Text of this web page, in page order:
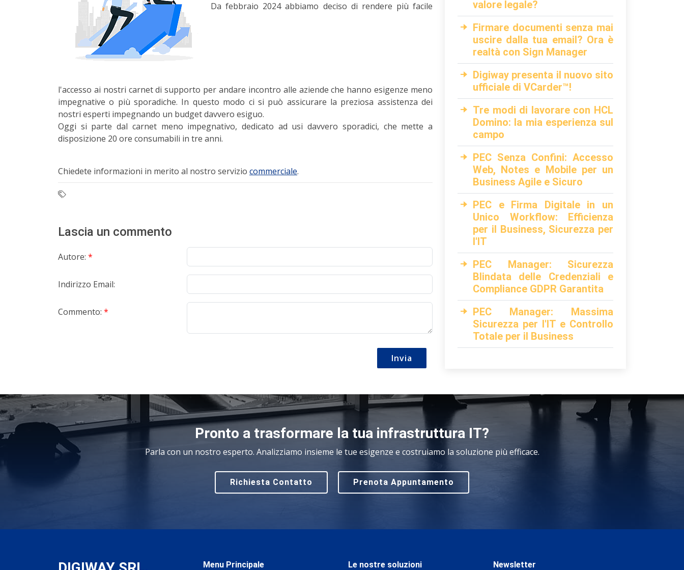
Da febbraio 2024 abbiamo deciso di rendere più facile
l'accesso ai nostri carnet di supporto per andare incontro alle aziende che hanno esigenze meno
impegnative o più sporadiche. In questo modo ci si può assicurare la preziosa assistenza dei
nostri esperti impegnando un budget davvero esiguo.
Oggi si parte dal carnet meno impegnativo, dedicato ad usi davvero sporadici, che mette a
disposizione 20 ore consumabili in tre anni.
Chiedete informazioni in merito al nostro servizio commerciale.
Lascia un commento
Autore: *
Indirizzo Email:
Commento: *
Invia
valore legale?
Firmare documenti senza mai
uscire dalla tua email? Ora è
realtà con Sign Manager
Digiway presenta il nuovo sito
ufficiale di VCarder™!
Tre modi di lavorare con HCL
Domino: la mia esperienza sul
campo
PEC Senza Confini: Accesso
Web, Notes e Mobile per un
Business Agile e Sicuro
PEC e Firma Digitale in un
Unico Workflow: Efficienza
per il Business, Sicurezza per
l'IT
PEC Manager: Sicurezza
Blindata delle Credenziali e
Compliance GDPR Garantita
PEC Manager: Massima
Sicurezza per l'IT e Controllo
Totale per il Business
Pronto a trasformare la tua infrastruttura IT?
Parla con un nostro esperto. Analizziamo insieme le tue esigenze e costruiamo la soluzione più efficace.
Richiesta Contatto Prenota Appuntamento
Menu Principale
Le nostre soluzioni
Newsletter